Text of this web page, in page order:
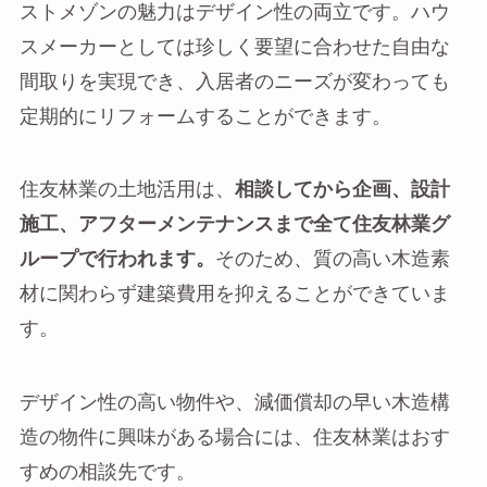
ストメゾンの魅力はデザイン性の両立です。ハウ
スメーカーとしては珍しく要望に合わせた自由な
間取りを実現でき、入居者のニーズが変わっても
定期的にリフォームすることができます。
住友林業の土地活用は、 相談してから企画、設計
施工、アフターメンテナンスまで全て住友林業グ
ループで行われます。 そのため、質の高い木造素
材に関わらず建築費用を抑えることができていま
す。
デザイン性の高い物件や、減価償却の早い木造構
造の物件に興味がある場合には、住友林業はおす
すめの相談先です。